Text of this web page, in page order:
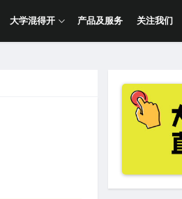
大学混得开 产品及服务 关注我们